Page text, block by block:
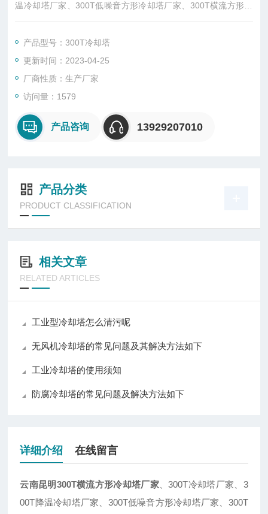
温冷却塔厂家、300T低噪音方形冷却塔厂家、300T横流方形冷
却塔厂家、云南方形冷却塔厂家‘昆明横流方形冷却塔厂家、300
销。
产品型号：300T冷却塔
更新时间：2023-04-25
厂商性质：生产厂家
访问量：1579
产品咨询 13929207010
产品分类
PRODUCT CLASSIFICATION
相关文章
RELATED ARTICLES
工业型冷却塔怎么清污呢
无风机冷却塔的常见问题及其解决方法如下
工业冷却塔的使用须知
防腐冷却塔的常见问题及解决方法如下
详细介绍 在线留言
云南昆明300T横流方形冷却塔厂家、300T冷却塔厂家、3
00T降温冷却塔厂家、300T低噪音方形冷却塔厂家、300T